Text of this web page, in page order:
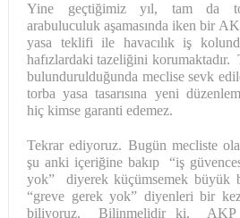
Yine geçtiğimiz yıl, tam da
arabuluculuk aşamasında iken bir
yasa teklifi ile havacılık iş
hafızlardaki tazeliğini
bulundurulduğunda meclise sevk
torba yasa tasarısına yeni
hiç kimse garanti edemez.
Tekrar ediyoruz. Bugün mecliste
şu anki içeriğine bakıp “iş
yok” diyerek küçümsemek büyük
“greve gerek yok” diyenleri bir
biliyoruz. Bilinmelidir ki, AKP